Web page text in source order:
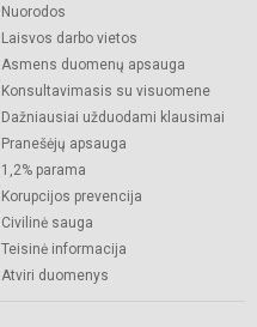
Nuorodos
Laisvos darbo vietos
Asmens duomenų apsauga
Konsultavimasis su visuomene
Dažniausiai užduodami klausimai
Pranešėjų apsauga
1,2% parama
Korupcijos prevencija
Civilinė sauga
Teisinė informacija
Atviri duomenys